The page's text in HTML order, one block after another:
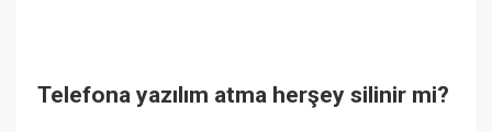
Telefona yazılım atma herşey silinir mi?